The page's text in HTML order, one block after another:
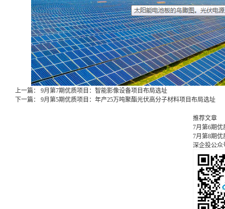
上一篇： 9月第7期优质项目：智能影像设备项目布局选址
下一篇： 9月第5期优质项目：年产25万吨聚酯光伏高分子材料项目布局选址
推荐文章
7月第6期
7月第8期
深企投公众